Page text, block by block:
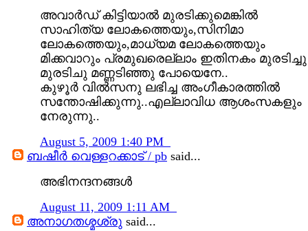
അവാര്‍ഡ് കിട്ടിയാല്‍ മുരടിക്കുമെങ്കില്‍
സാഹിത്യ ലോകത്തെയും,സിനിമാ
ലോകത്തെയും,മാധ്യമ ലോകത്തെയും
മിക്കവാറും പ്രമുഖരെല്ലാം ഇതിനകം മുരടിച്ചു
മുരടിചു മണ്ണടിഞ്ഞു പോയെനേ..
കുഴൂര്‍ വില്‍സനു ലഭിച്ച അംഗീകാരത്തില്‍
സന്തോഷിക്കുന്നു..എല്ലാവിധ ആശംസകളും
നേരുന്നു..
August 5, 2009 1:40 PM
ബഷീര്‍ വെള്ളറക്കാട്‌ / pb said...
അഭിനന്ദനങ്ങൾ
August 11, 2009 1:11 AM
അനാഗതശ്മശ്രു said...